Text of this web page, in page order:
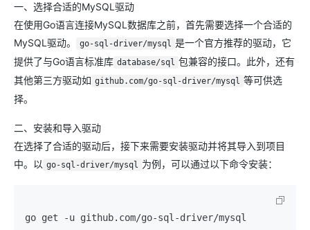
一、选择合适的MySQL驱动
在使用Go语言连接MySQL数据库之前，首先需要选择一个合适的
MySQL驱动。
go-sql-driver/mysql 是一个官方推荐的驱动，它
提供了与Go语言标准库 database/sql 包兼容的接口。此外，还有
其他第三方驱动如 github.com/go-sql-driver/mysql 等可供选
择。
二、安装和导入驱动
在选择了合适的驱动后，接下来需要安装驱动并将其导入到项目
中。以 go-sql-driver/mysql 为例，可以通过以下命令安装：